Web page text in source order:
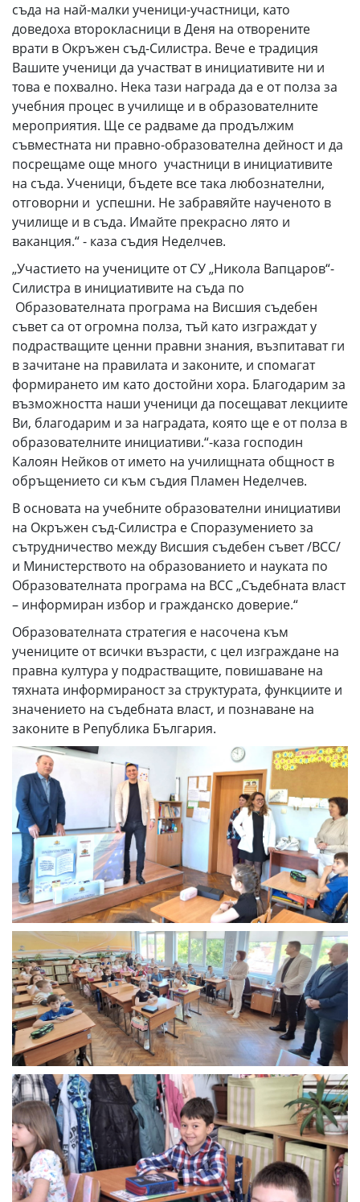
съда на най-малки ученици-участници, като
доведоха второкласници в Деня на отворените
врати в Окръжен съд-Силистра. Вече е традиция
Вашите ученици да участват в инициативите ни и
това е похвално. Нека тази награда да е от полза за
учебния процес в училище и в образователните
мероприятия. Ще се радваме да продължим
съвместната ни правно-образователна дейност и да
посрещаме още много участници в инициативите
на съда. Ученици, бъдете все така любознателни,
отговорни и успешни. Не забравяйте наученото в
училище и в съда. Имайте прекрасно лято и
ваканция.“ - каза съдия Неделчев.
„Участието на учениците от СУ „Никола Вапцаров“-
Силистра в инициативите на съда по
Образователната програма на Висшия съдебен
съвет са от огромна полза, тъй като изграждат у
подрастващите ценни правни знания, възпитават ги
в зачитане на правилата и законите, и спомагат
формирането им като достойни хора. Благодарим за
възможността наши ученици да посещават лекциите
Ви, благодарим и за наградата, която ще е от полза в
образователните инициативи.“-каза господин
Калоян Нейков от името на училищната общност в
обръщението си към съдия Пламен Неделчев.
В основата на учебните образователни инициативи
на Окръжен съд-Силистра е Споразумението за
сътрудничество между Висшия съдебен съвет /ВСС/
и Министерството на образованието и науката по
Образователната програма на ВСС „Съдебната власт
– информиран избор и гражданско доверие.“
Образователната стратегия е насочена към
учениците от всички възрасти, с цел изграждане на
правна култура у подрастващите, повишаване на
тяхната информираност за структурата, функциите и
значението на съдебната власт, и познаване на
законите в Република България.